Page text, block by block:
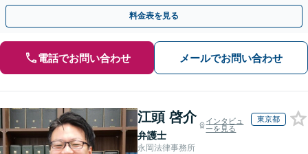
可】【夜間・休日面談可】【関東エリア対応】
料金表を見る
電話でお問い合わせ メールでお問い合わせ
江頭 啓介
弁護士
インタビュ
ーを見る
東京都
永岡法律事務所